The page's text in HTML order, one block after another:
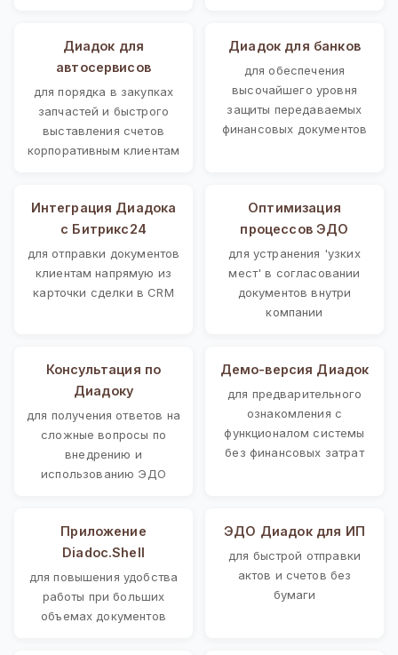
Диадок для
автосервисов
для порядка в закупках
запчастей и быстрого
выставления счетов
корпоративным клиентам
Диадок для банков
для обеспечения
высочайшего уровня
защиты передаваемых
финансовых документов
Интеграция Диадока
с Битрикс24
для отправки документов
клиентам напрямую из
карточки сделки в CRM
Оптимизация
процессов ЭДО
для устранения 'узких
мест' в согласовании
документов внутри
компании
Консультация по
Диадоку
для получения ответов на
сложные вопросы по
внедрению и
использованию ЭДО
Демо-версия Диадок
для предварительного
ознакомления с
функционалом системы
без финансовых затрат
Приложение
Diadoc.Shell
для повышения удобства
работы при больших
объемах документов
ЭДО Диадок для ИП
для быстрой отправки
актов и счетов без
бумаги